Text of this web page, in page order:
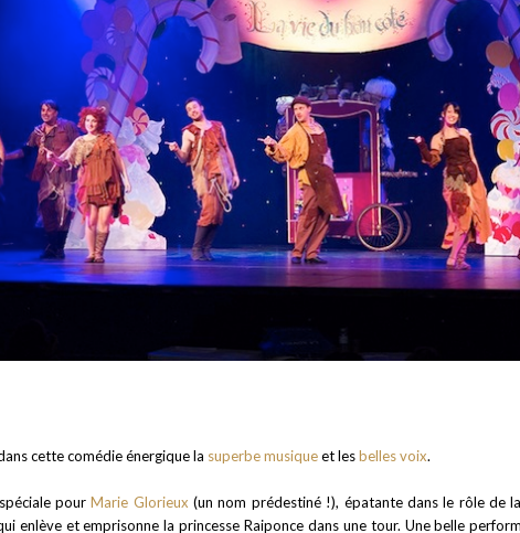
cette comédie énergique la superbe musiqueet lesbelles voix.
pourMarie Glorieux (un nom prédestiné !), épatante dans le rôle de
enlève et emprisonne la princesse Raiponce dans une tour. Une belle